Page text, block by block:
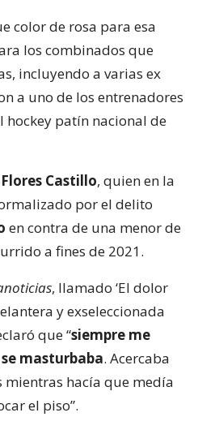
color de rosa para esa
los combinados que
incluyendo a varias ex
a uno de los entrenadores
hockey patín nacional de
Castillo, quien en la
por el delito
en contra de una menor de
a fines de 2021.
, llamado ‘El dolor
y exseleccionada
que “siempre me
masturbaba. Acercaba
mientras hacía que medía
el piso”.